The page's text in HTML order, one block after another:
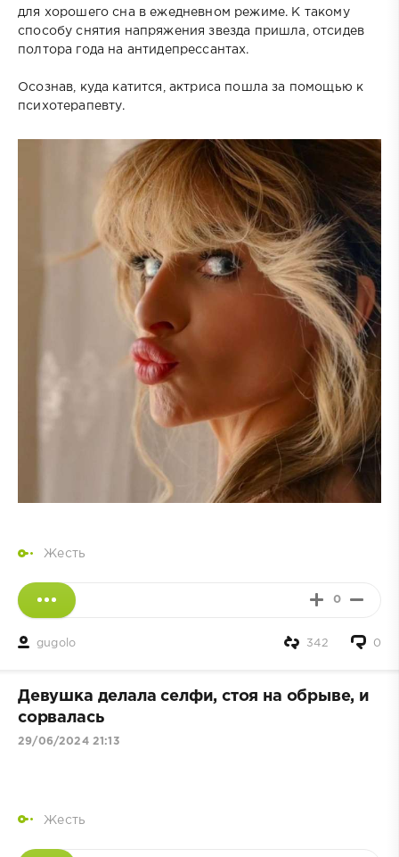
для хорошего сна в ежедневном режиме. К такому
способу снятия напряжения звезда пришла, отсидев
полтора года на антидепрессантах.
Осознав, куда катится, актриса пошла за помощью к
психотерапевту.
Жесть
0
gugolo 0
342
Девушка делала селфи, стоя на обрыве, и
сорвалась
29/06/2024 21:13
Жесть